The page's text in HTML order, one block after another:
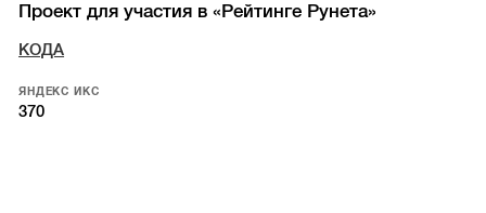
Проект для участия в «Рейтинге Рунета»
КОДА
ЯНДЕКС ИКС
370